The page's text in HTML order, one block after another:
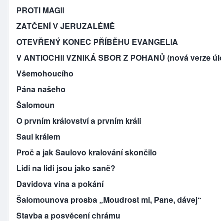
PROTI MAGII
ZATČENÍ V JERUZALÉMĚ
OTEVŘENÝ KONEC PŘÍBĚHU EVANGELIA
V ANTIOCHII VZNIKÁ SBOR Z POHANŮ (nová verze
Všemohoucího
Pána našeho
Šalomoun
O prvním království a prvním králi
Saul králem
Proč a jak Saulovo kralování skončilo
Lidi na lidi jsou jako saně?
Davidova vina a pokání
Šalomounova prosba „Moudrost mi, Pane, dávej“
Stavba a posvěcení chrámu